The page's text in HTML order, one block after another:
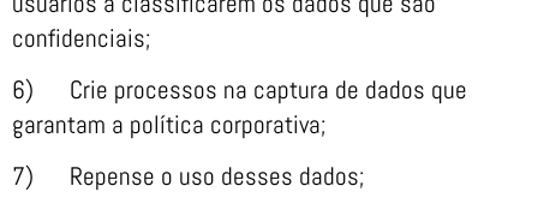
confidenciais;
6) Crie processos na captura de dados que
garantam a política corporativa;
7) Repense o uso desses dados;